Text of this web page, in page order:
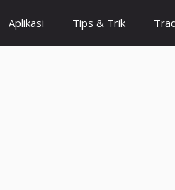
Aplikasi Tips & Trik